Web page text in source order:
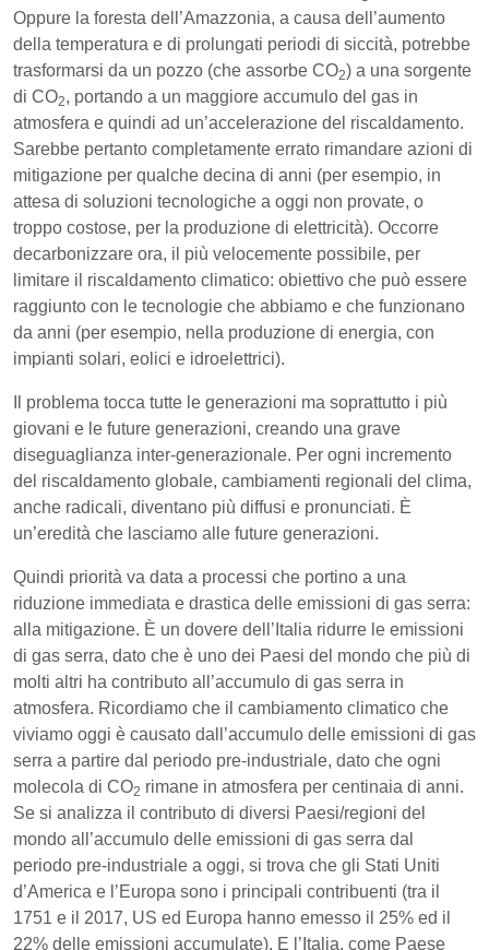
Oppure la foresta dell’Amazzonia, a causa dell’aumento
della temperatura e di prolungati periodi di siccità, potrebbe
trasformarsi da un pozzo (che assorbe CO2) a una sorgente
di CO2, portando a un maggiore accumulo del gas in
atmosfera e quindi ad un’accelerazione del riscaldamento.
Sarebbe pertanto completamente errato rimandare azioni di
mitigazione per qualche decina di anni (per esempio, in
attesa di soluzioni tecnologiche a oggi non provate, o
troppo costose, per la produzione di elettricità). Occorre
decarbonizzare ora, il più velocemente possibile, per
limitare il riscaldamento climatico: obiettivo che può essere
raggiunto con le tecnologie che abbiamo e che funzionano
da anni (per esempio, nella produzione di energia, con
impianti solari, eolici e idroelettrici).
Il problema tocca tutte le generazioni ma soprattutto i più
giovani e le future generazioni, creando una grave
diseguaglianza inter-generazionale. Per ogni incremento
del riscaldamento globale, cambiamenti regionali del clima,
anche radicali, diventano più diffusi e pronunciati. È
un’eredità che lasciamo alle future generazioni.
Quindi priorità va data a processi che portino a una
riduzione immediata e drastica delle emissioni di gas serra:
alla mitigazione. È un dovere dell’Italia ridurre le emissioni
di gas serra, dato che è uno dei Paesi del mondo che più di
molti altri ha contributo all’accumulo di gas serra in
atmosfera. Ricordiamo che il cambiamento climatico che
viviamo oggi è causato dall’accumulo delle emissioni di gas
serra a partire dal periodo pre-industriale, dato che ogni
molecola di CO2 rimane in atmosfera per centinaia di anni.
Se si analizza il contributo di diversi Paesi/regioni del
mondo all’accumulo delle emissioni di gas serra dal
periodo pre-industriale a oggi, si trova che gli Stati Uniti
d’America e l’Europa sono i principali contribuenti (tra il
1751 e il 2017, US ed Europa hanno emesso il 25% ed il
22% delle emissioni accumulate). E l’Italia, come Paese